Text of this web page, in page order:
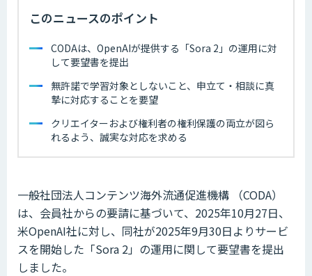
このニュースのポイント
CODAは、OpenAIが提供する「Sora 2」の運用に対
して要望書を提出
無許諾で学習対象としないこと、申立て・相談に真
摯に対応することを要望
クリエイターおよび権利者の権利保護の両立が図ら
れるよう、誠実な対応を求める
一般社団法人コンテンツ海外流通促進機構 （CODA）
は、会員社からの要請に基づいて、2025年10月27日、
米OpenAI社に対し、同社が2025年9月30日よりサービ
スを開始した「Sora 2」の運用に関して要望書を提出
しました。